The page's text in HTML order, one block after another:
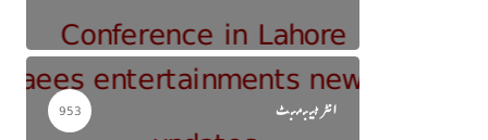
انٹرٹینمنٹ 953